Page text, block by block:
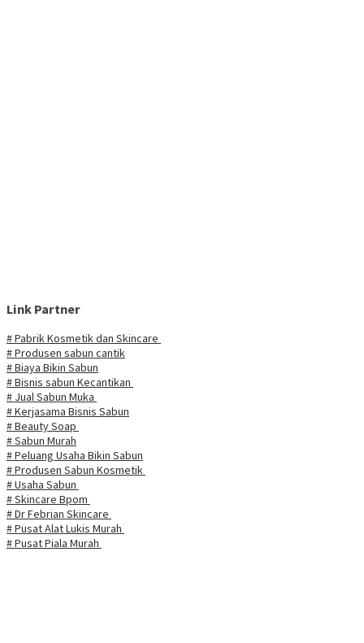
Link Partner
# Pabrik Kosmetik dan Skincare
# Produsen sabun cantik
# Biaya Bikin Sabun
# Bisnis sabun Kecantikan
# Jual Sabun Muka
# Kerjasama Bisnis Sabun
# Beauty Soap
# Sabun Murah
# Peluang Usaha Bikin Sabun
# Produsen Sabun Kosmetik
# Usaha Sabun
# Skincare Bpom
# Dr Febrian Skincare
# Pusat Alat Lukis Murah
# Pusat Piala Murah